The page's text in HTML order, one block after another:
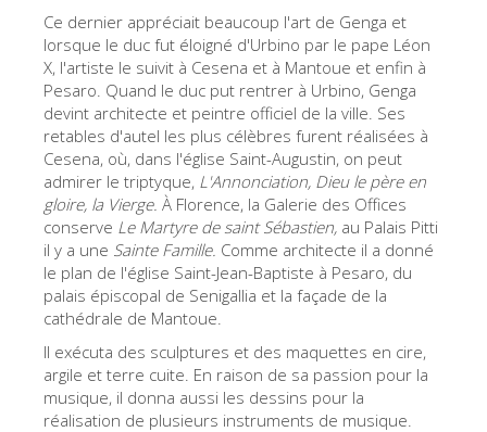
Le Musée de San Marco
Musée Archéologique
Opificio delle Pietre Dure
Le Musée Galilée
Le Jardin de Boboli
La tour d'Arnolfo
Le Corridor de Vasari
Le Palazzo Vecchio
la Basilique de Santa Croce
Réserver
Ce dernier appréciait beaucoup l'art de Genga et
lorsque le duc fut éloigné d'Urbino par le pape Léon
X, l'artiste le suivit à Cesena et à Mantoue et enfin à
Pesaro. Quand le duc put rentrer à Urbino, Genga
devint architecte et peintre officiel de la ville. Ses
retables d'autel les plus célèbres furent réalisées à
Cesena, où, dans l'église Saint-Augustin, on peut
admirer le triptyque, L'Annonciation, Dieu le père en
gloire, la Vierge. À Florence, la Galerie des Offices
conserve Le Martyre de saint Sébastien, au Palais Pitti
il y a une Sainte Famille. Comme architecte il a donné
le plan de l'église Saint-Jean-Baptiste à Pesaro, du
palais épiscopal de Senigallia et la façade de la
cathédrale de Mantoue.
Il exécuta des sculptures et des maquettes en cire,
argile et terre cuite. En raison de sa passion pour la
musique, il donna aussi les dessins pour la
réalisation de plusieurs instruments de musique.